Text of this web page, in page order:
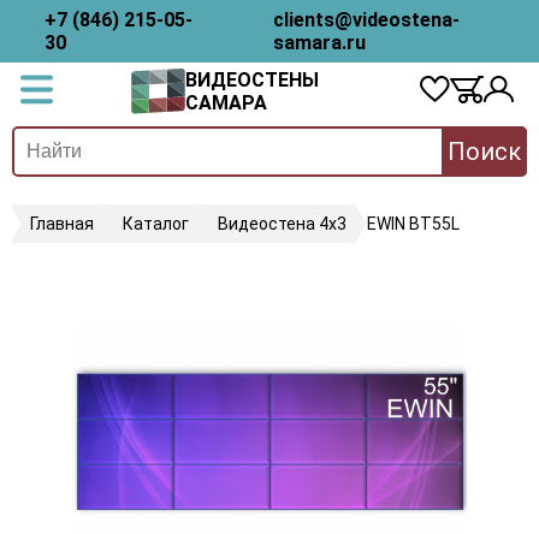
+7 (846) 215-05-
30
clients@videostena-
samara.ru
ВИДЕОСТЕНЫ
САМАРА
Поиск
Главная Каталог Видеостена 4х3 EWIN BT55L